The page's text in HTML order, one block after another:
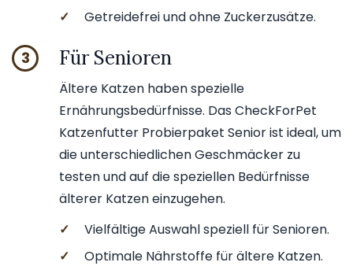
✓
Getreidefrei und ohne Zuckerzusätze.
3 Für Senioren
Ältere Katzen haben spezielle
Ernährungsbedürfnisse. Das CheckForPet
Katzenfutter Probierpaket Senior ist ideal, um
die unterschiedlichen Geschmäcker zu
testen und auf die speziellen Bedürfnisse
älterer Katzen einzugehen.
✓
Vielfältige Auswahl speziell für Senioren.
✓
Optimale Nährstoffe für ältere Katzen.